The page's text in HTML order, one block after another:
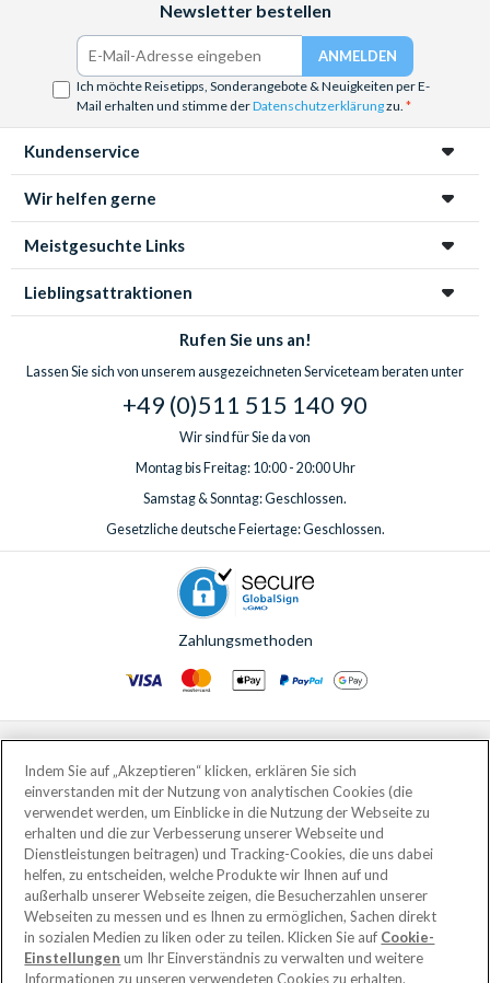
Newsletter bestellen
Ich möchte Reisetipps, Sonderangebote & Neuigkeiten per E-
Mail erhalten und stimme derDatenschutzerklärungzu.
Kundenservice
Wir helfen gerne
Meistgesuchte Links
Lieblingsattraktionen
Rufen Sie uns an!
Lassen Sie sich von unserem ausgezeichneten Serviceteam beraten unter
+49 (0)511 515 140 90
Wir sind für Sie da von
Montag bis Freitag: 10:00 - 20:00 Uhr
Samstag & Sonntag: Geschlossen.
Gesetzliche deutsche Feiertage: Geschlossen.
Zahlungsmethoden
© AttractionTickets.com 2002 - 2026
Eingetragener Firmensitz: 2nd Floor Nucleus House, 2 Lower Mortlake Road,
Richmond, United Kingdom, TW9 2JA.
AttractionTickets.com is a trading name of Attraction Tickets LTD, who are
the owners of UK Trademark Registration Nos. 3427114 and 3427117.
Registered in England with registered number 4390984 and VAT Number
795922965.
Indem Sie auf „Akzeptieren“ klicken, erklären Sie sich
einverstanden mit der Nutzung von analytischen Cookies (die
verwendet werden, um Einblicke in die Nutzung der Webseite zu
erhalten und die zur Verbesserung unserer Webseite und
Dienstleistungen beitragen) und Tracking-Cookies, die uns dabei
helfen, zu entscheiden, welche Produkte wir Ihnen auf und
außerhalb unserer Webseite zeigen, die Besucherzahlen unserer
Webseiten zu messen und es Ihnen zu ermöglichen, Sachen direkt
in sozialen Medien zu liken oder zu teilen. Klicken Sie auf Cookie-
Einstellungen um Ihr Einverständnis zu verwalten und weitere
Informationen zu unseren verwendeten Cookies zu erhalten.